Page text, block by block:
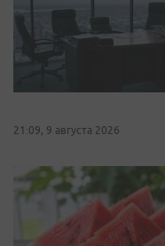
21:09, 9 августа 2026